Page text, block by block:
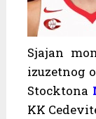
Sjajan
izuzetnog
Stocktona
KK